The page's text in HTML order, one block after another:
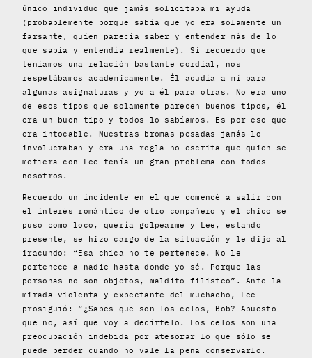
único individuo que jamás solicitaba mi ayuda
(probablemente porque sabía que yo era solamente un
farsante, quien parecía saber y entender más de lo
que sabía y entendía realmente). Sí recuerdo que
teníamos una relación bastante cordial, nos
respetábamos académicamente. Él acudía a mí para
algunas asignaturas y yo a él para otras. No era uno
de esos tipos que solamente parecen buenos tipos, él
era un buen tipo y todos lo sabíamos. Es por eso que
era intocable. Nuestras bromas pesadas jamás lo
involucraban y era una regla no escrita que quien se
metiera con Lee tenía un gran problema con todos
nosotros.
Recuerdo un incidente en el que comencé a salir con
el interés romántico de otro compañero y el chico se
puso como loco, quería golpearme y Lee, estando
presente, se hizo cargo de la situación y le dijo al
iracundo: “Esa chica no te pertenece. No le
pertenece a nadie hasta donde yo sé. Porque las
personas no son objetos, maldito filisteo”. Ante la
mirada violenta y expectante del muchacho, Lee
prosiguió: “¿Sabes que son los celos, Bob? Apuesto
que no, así que voy a decírtelo. Los celos son una
preocupación indebida por atesorar lo que sólo se
puede perder cuando no vale la pena conservarlo.